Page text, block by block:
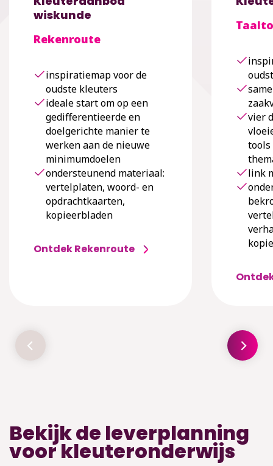
wiskunde
Rekenroute
inspiratiemap voor de
oudste kleuters
ideale start om op een
gedifferentieerde en
doelgerichte manier te
werken aan de nieuwe
minimumdoelen
ondersteunend materiaal:
vertelplaten, woord- en
opdrachtkaarten,
kopieerbladen
Ontdek Rekenroute
vier
tools
link
Bekijk de leverplanning
voor kleuteronderwijs